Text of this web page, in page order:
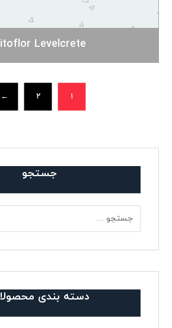
Levelcrete
۱ ۲ ←
جستجو
دسته بندی